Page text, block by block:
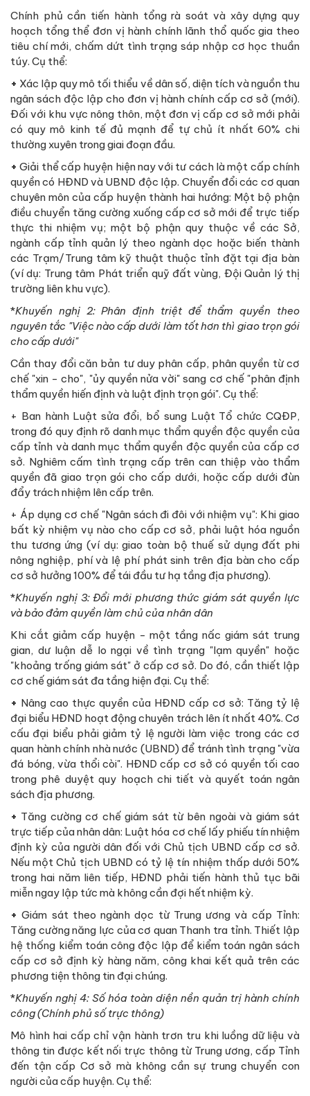
Chính phủ cần tiến hành tổng rà soát và xây dựng quy
hoạch tổng thể đơn vị hành chính lãnh thổ quốc gia theo
tiêu chí mới, chấm dứt tình trạng sáp nhập cơ học thuần
túy. Cụ thể:
+ Xác lập quy mô tối thiểu về dân số, diện tích và nguồn thu
ngân sách độc lập cho đơn vị hành chính cấp cơ sở (mới).
Đối với khu vực nông thôn, một đơn vị cấp cơ sở mới phải
có quy mô kinh tế đủ mạnh để tự chủ ít nhất 60% chi
thường xuyên trong giai đoạn đầu.
+ Giải thể cấp huyện hiện nay với tư cách là một cấp chính
quyền có HĐND và UBND độc lập. Chuyển đổi các cơ quan
chuyên môn của cấp huyện thành hai hướng: Một bộ phận
điều chuyển tăng cường xuống cấp cơ sở mới để trực tiếp
thực thi nhiệm vụ; một bộ phận quy thuộc về các Sở,
ngành cấp tỉnh quản lý theo ngành dọc hoặc biến thành
các Trạm/Trung tâm kỹ thuật thuộc tỉnh đặt tại địa bàn
(ví dụ: Trung tâm Phát triển quỹ đất vùng, Đội Quản lý thị
trường liên khu vực).
*Khuyến nghị 2: Phân định triệt để thẩm quyền theo
nguyên tắc "Việc nào cấp dưới làm tốt hơn thì giao trọn gói
cho cấp dưới"
Cần thay đổi căn bản tư duy phân cấp, phân quyền từ cơ
chế "xin - cho", "ủy quyền nửa vời" sang cơ chế "phân định
thẩm quyền hiến định và luật định trọn gói". Cụ thể:
+ Ban hành Luật sửa đổi, bổ sung Luật Tổ chức CQĐP,
trong đó quy định rõ danh mục thẩm quyền độc quyền của
cấp tỉnh và danh mục thẩm quyền độc quyền của cấp cơ
sở. Nghiêm cấm tình trạng cấp trên can thiệp vào thẩm
quyền đã giao trọn gói cho cấp dưới, hoặc cấp dưới đùn
đẩy trách nhiệm lên cấp trên.
+ Áp dụng cơ chế "Ngân sách đi đôi với nhiệm vụ": Khi giao
bất kỳ nhiệm vụ nào cho cấp cơ sở, phải luật hóa nguồn
thu tương ứng (ví dụ: giao toàn bộ thuế sử dụng đất phi
nông nghiệp, phí và lệ phí phát sinh trên địa bàn cho cấp
cơ sở hưởng 100% để tái đầu tư hạ tầng địa phương).
*Khuyến nghị 3: Đổi mới phương thức giám sát quyền lực
và bảo đảm quyền làm chủ của nhân dân
Khi cắt giảm cấp huyện - một tầng nấc giám sát trung
gian, dư luận dễ lo ngại về tình trạng "lạm quyền" hoặc
"khoảng trống giám sát" ở cấp cơ sở. Do đó, cần thiết lập
cơ chế giám sát đa tầng hiện đại. Cụ thể:
+ Nâng cao thực quyền của HĐND cấp cơ sở: Tăng tỷ lệ
đại biểu HĐND hoạt động chuyên trách lên ít nhất 40%. Cơ
cấu đại biểu phải giảm tỷ lệ người làm việc trong các cơ
quan hành chính nhà nước (UBND) để tránh tình trạng "vừa
đá bóng, vừa thổi còi". HĐND cấp cơ sở có quyền tối cao
trong phê duyệt quy hoạch chi tiết và quyết toán ngân
sách địa phương.
+ Tăng cường cơ chế giám sát từ bên ngoài và giám sát
trực tiếp của nhân dân: Luật hóa cơ chế lấy phiếu tín nhiệm
định kỳ của người dân đối với Chủ tịch UBND cấp cơ sở.
Nếu một Chủ tịch UBND có tỷ lệ tín nhiệm thấp dưới 50%
trong hai năm liên tiếp, HĐND phải tiến hành thủ tục bãi
miễn ngay lập tức mà không cần đợi hết nhiệm kỳ.
+Giám sát theo ngành dọc từ Trung ương và cấp Tỉnh:
Tăng cường năng lực của cơ quan Thanh tra tỉnh. Thiết lập
hệ thống kiểm toán công độc lập để kiểm toán ngân sách
cấp cơ sở định kỳ hàng năm, công khai kết quả trên các
phương tiện thông tin đại chúng.
*Khuyến nghị 4: Số hóa toàn diện nền quản trị hành chính
công (Chính phủ số trực thông)
Mô hình hai cấp chỉ vận hành trơn tru khi luồng dữ liệu và
thông tin được kết nối trực thông từ Trung ương, cấp Tỉnh
đến tận cấp Cơ sở mà không cần sự trung chuyển con
người của cấp huyện. Cụ thể: